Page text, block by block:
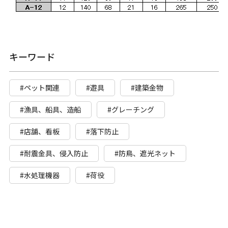
キーワード
#ペット関連 #遊具 #建築金物
#漁具、船具、造船 #グレーチング
#店舗、看板 #落下防止
#耐震金具、侵入防止 #防鳥、遮光ネット
#水処理機器 #荷役